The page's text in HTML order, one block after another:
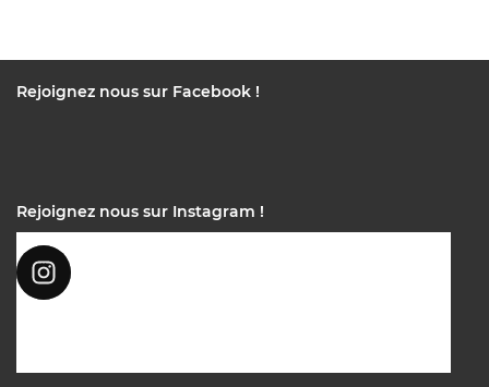
Rejoignez nous sur Facebook !
Rejoignez nous sur Instagram !